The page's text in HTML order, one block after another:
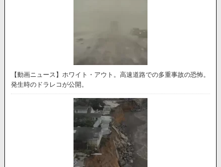
【動画ニュース】ホワイト・アウト。高速道路での多重事故の恐怖。
発生時のドラレコが公開。